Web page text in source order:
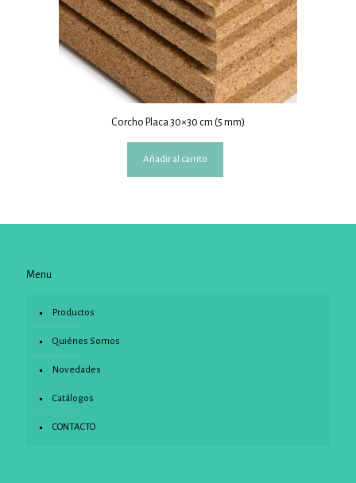
Corcho Placa 30×30 cm (5 mm)
Añadir al carrito
Menu
Productos
Quiénes Somos
Novedades
Catálogos
CONTACTO